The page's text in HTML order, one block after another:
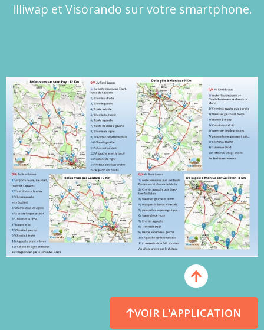
Illiwap et Visorando sur votre smartphone.
VOIR L'APPLICATION